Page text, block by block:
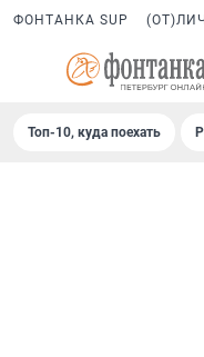
ФОНТАНКА SUP
Топ-10, куда поехать